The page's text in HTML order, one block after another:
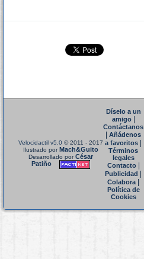
Velocidactil v5.0 © 2011 - 2017
Ilustrado porMach&Guito
Desarrollado porCésar
Patiño
Díselo a un
amigo|
Contáctanos
Añádenos
a favoritos
Términos
legales
Contacto|
Publicidad
Colabora|
Política de
Cookies